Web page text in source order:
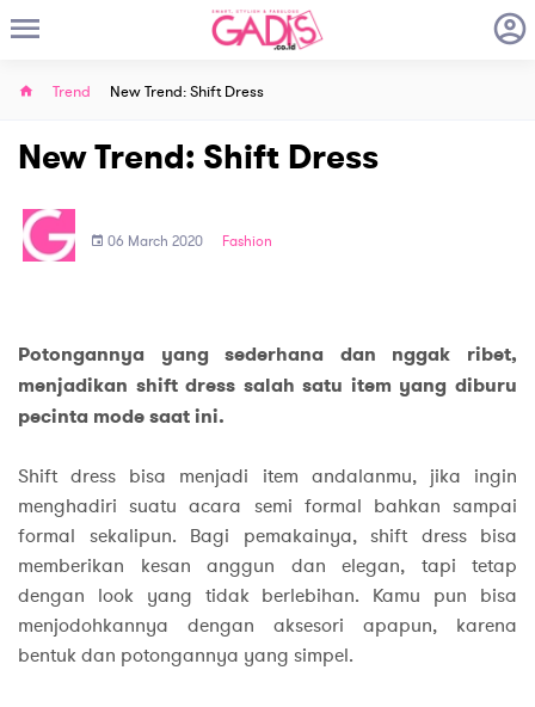
Trend New Trend: Shift Dress
New Trend: Shift Dress
06 March 2020 Fashion
Potongannya yang sederhana dan nggak ribet,
menjadikan shift dress salah satu item yang diburu
pecinta mode saat ini.
Shift dress bisa menjadi item andalanmu, jika ingin
menghadiri suatu acara semi formal bahkan sampai
formal sekalipun. Bagi pemakainya, shift dress bisa
memberikan kesan anggun dan elegan, tapi tetap
dengan look yang tidak berlebihan. Kamu pun bisa
menjodohkannya dengan aksesori apapun, karena
bentuk dan potongannya yang simpel.